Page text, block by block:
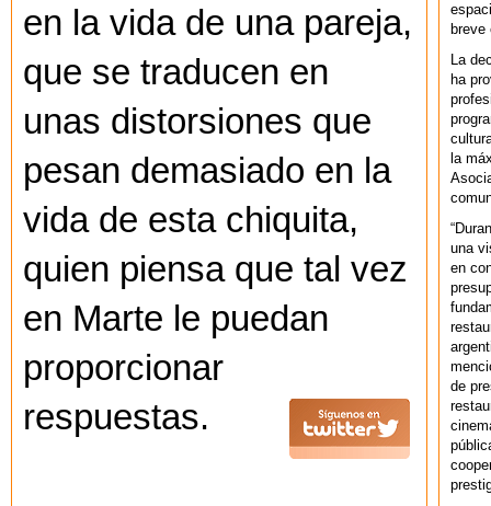
en la vida de una pareja,
que se traducen en
unas distorsiones que
pesan demasiado en la
vida de esta chiquita,
quien piensa que tal vez
en Marte le puedan
proporcionar
respuestas.
breve
La
ha
la
una
en
de